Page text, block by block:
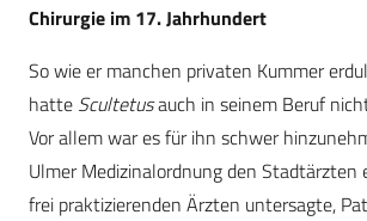
Chirurgie im 17. Jahrhundert
So wie er manchen privaten Kummer
hatte Scultetusauch in seinem Beruf
Vor allem war es für ihn schwer
Ulmer Medizinalordnung den Stadtärzten
frei praktizierenden Ärzten untersagte,